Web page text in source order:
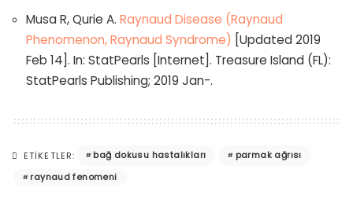
Musa R, Qurie A. Raynaud Disease (Raynaud
Phenomenon, Raynaud Syndrome) [Updated 2019
Feb 14]. In: StatPearls [Internet]. Treasure Island (FL):
StatPearls Publishing; 2019 Jan-.
ETIKETLER: bağ dokusu hastalıkları
parmak ağrısı
raynaud fenomeni